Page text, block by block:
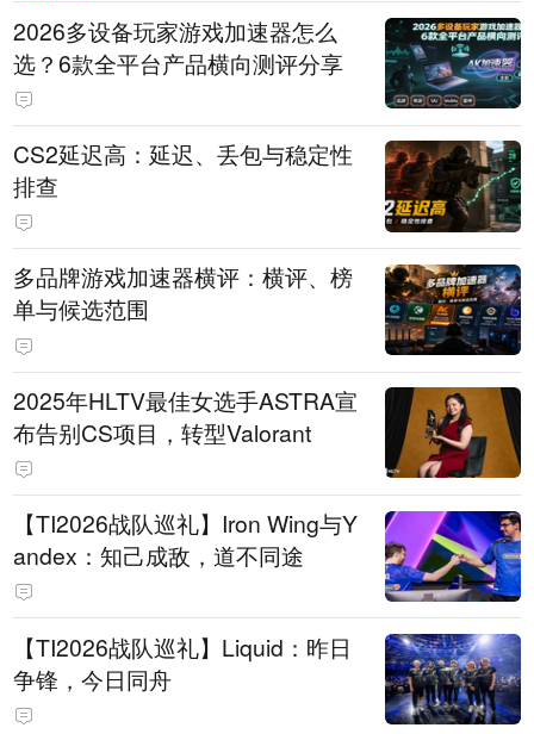
2026多设备玩家游戏加速器怎么
选？6款全平台产品横向测评分享
CS2延迟高：延迟、丢包与稳定性
排查
多品牌游戏加速器横评：横评、榜
单与候选范围
2025年HLTV最佳女选手ASTRA宣
布告别CS项目，转型Valorant
【TI2026战队巡礼】Iron Wing与Y
andex：知己成敌，道不同途
【TI2026战队巡礼】Liquid：昨日
争锋，今日同舟